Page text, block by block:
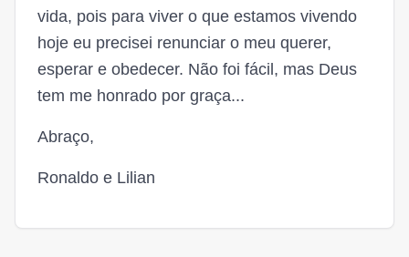
vida, pois para viver o que estamos vivendo
hoje eu precisei renunciar o meu querer,
esperar e obedecer. Não foi fácil, mas Deus
tem me honrado por graça...
Abraço,
Ronaldo e Lilian